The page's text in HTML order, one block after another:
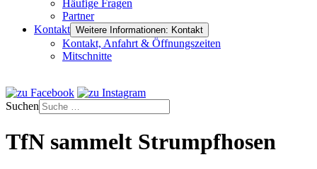
Häufige Fragen
Partner
Kontakt Weitere Informationen: Kontakt
Kontakt, Anfahrt & Öffnungszeiten
Mitschnitte
Suchen
TfN sammelt Strumpfhosen